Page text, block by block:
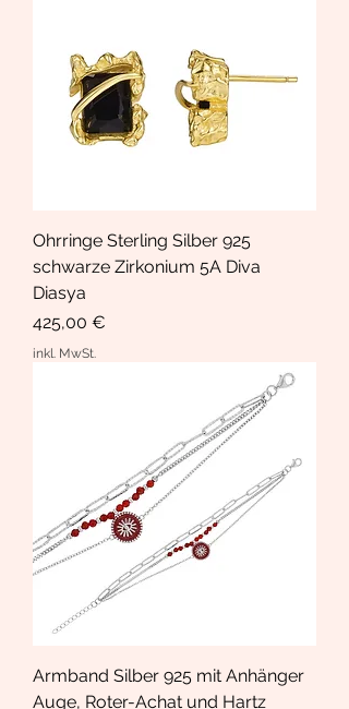
Ohrringe Sterling Silber 925
schwarze Zirkonium 5A Diva
Diasya
Preis
425,00 €
inkl. MwSt.
Armband Silber 925 mit Anhänger
Auge, Roter-Achat und Hartz